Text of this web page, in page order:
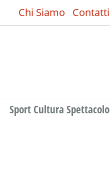
Chi Siamo Contatti
Sport Cultura Spettacolo